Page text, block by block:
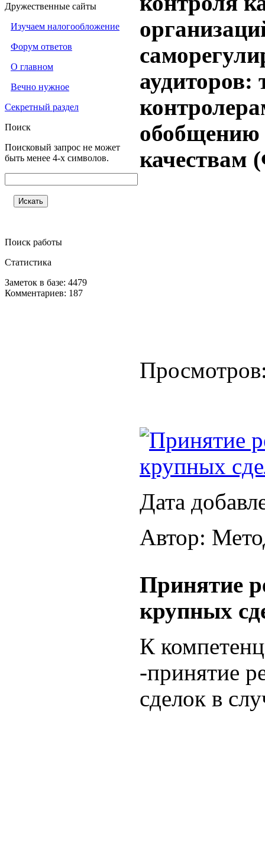
Дружественные сайты
Изучаем налогообложение
Форум ответов
О главном
Вечно нужное
Секретный раздел
Поиск
Поисковый запрос не может
быть менее 4-х символов.
Поиск работы
Статистика
Заметок в базе: 4479
Комментариев: 187
обобщению
качествам
Принятие
крупных
Дата
Автор:
Принятие
крупных
К
-принятие
сделок в